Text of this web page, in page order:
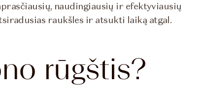
naudingiausių ir efektyviausių
raukšles ir atsukti laiką atgal.
rūgštis?